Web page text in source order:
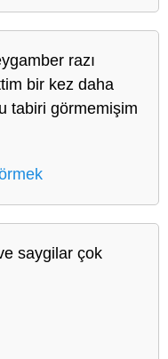
razı
bir kez daha
tabiri görmemişim
saygilar çok